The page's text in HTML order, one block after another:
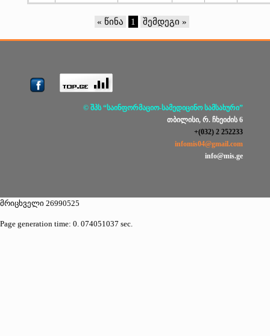
« წინა 1 შემდეგი »
© შპს “საინფორმაციო-სამედიცინო სამსახური”
თბილისი, რ. ჩხეიძის 6
+(032) 2 252233
infomis04@gmail.com
info@mis.ge
მრიცხველი 26990525
Page generation time: 0. 074051037 sec.